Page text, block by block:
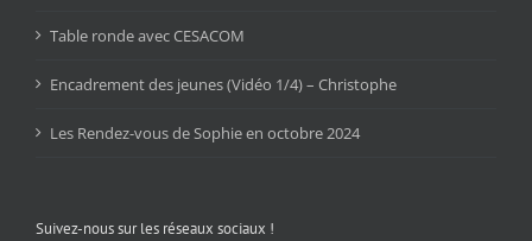
Table ronde avec CESACOM
Encadrement des jeunes (Vidéo 1/4) – Christophe
Les Rendez-vous de Sophie en octobre 2024
Suivez-nous sur les réseaux sociaux !